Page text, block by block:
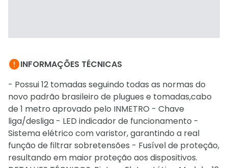
INFORMAÇÕES TÉCNICAS
- Possui 12 tomadas seguindo todas as normas do
novo padrão brasileiro de plugues e tomadas,cabo
de 1 metro aprovado pelo INMETRO - Chave
liga/desliga - LED indicador de funcionamento -
Sistema elétrico com varistor, garantindo a real
função de filtrar sobretensões - Fusível de proteção,
resultando em maior proteção aos dispositivos.